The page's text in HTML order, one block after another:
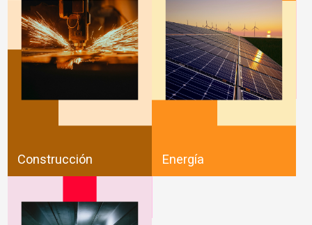
Construcción Energía